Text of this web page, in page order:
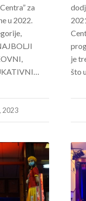
za
u 2022.
2023
je
što